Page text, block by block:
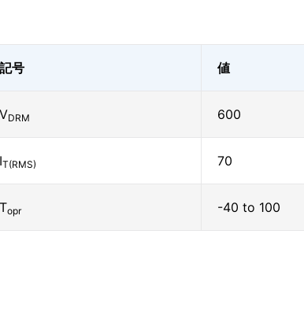
記号 値
VDRM 600
IT(RMS) 70
Topr -40 to 100